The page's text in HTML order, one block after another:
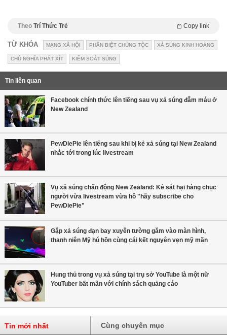
Theo Trí Thức Trẻ Copy link
TỪ KHÓA MẠNG XÃ HỘI PHÂN BIỆT CHỦNG TỘC XẢ SÚNG KINH HOÀNG
CHỦ NGHĨA PHÁT XÍT KIỂM SOÁT SÚNG
Tin liên quan
Facebook chính thức lên tiếng sau vụ xả súng đẫm máu ở
New Zealand
PewDiePie lên tiếng sau khi bị kẻ xả súng tại New Zealand
nhắc tới trong lúc livestream
Vụ xả súng chấn động New Zealand: Kẻ sát hại hàng chục
người vừa livestream vừa hô "hãy subscribe cho
PewDiePie"
Gặp xả súng đạn bay xuyên tường găm vào màn hình,
thanh niên Mỹ hú hồn cùng cái kết nguyên vẹn mỹ mãn
Hung thủ trong vụ xả súng tại trụ sở YouTube là một nữ
YouTuber bất mãn với chính sách quảng cáo
Tin mới nhất Cùng chuyên mục